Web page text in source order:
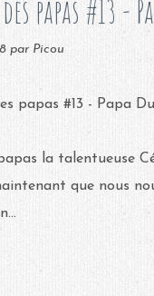
papas #13 -
par Picou
la talentueuse
que nous